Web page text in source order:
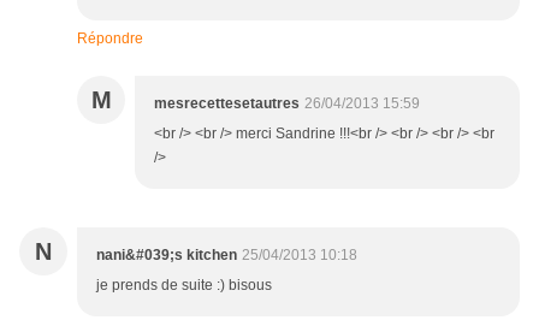
Répondre
M mesrecettesetautres 26/04/2013 15:59
<br /> <br /> merci Sandrine !!!<br /> <br /> <br /> <br
/>
N nani&#039;s kitchen 25/04/2013 10:18
je prends de suite :) bisous